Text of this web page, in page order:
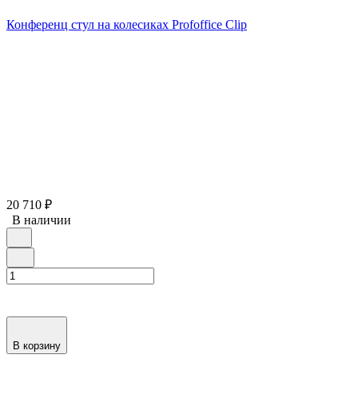
Конференц стул на колесиках Profoffice Clip
20 710 ₽
В наличии
В корзину